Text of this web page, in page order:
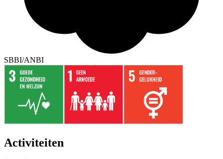
SBBI/ANBI
Activiteiten